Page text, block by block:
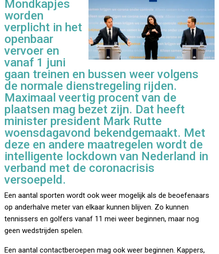
Mondkapjes
worden
verplicht in het
openbaar
vervoer en
vanaf 1 juni
gaan treinen en bussen weer volgens
de normale dienstregeling rijden.
Maximaal veertig procent van de
plaatsen mag bezet zijn. Dat heeft
minister president Mark Rutte
woensdagavond bekendgemaakt. Met
deze en andere maatregelen wordt de
intelligente lockdown van Nederland in
verband met de coronacrisis
versoepeld.
Een aantal sporten wordt ook weer mogelijk als de beoefenaars
op anderhalve meter van elkaar kunnen blijven. Zo kunnen
tennissers en golfers vanaf 11 mei weer beginnen, maar nog
geen wedstrijden spelen.
Een aantal contactberoepen mag ook weer beginnen. Kappers,